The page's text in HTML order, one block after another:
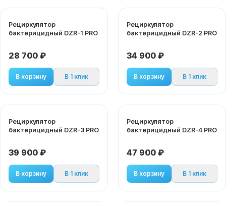
Рециркулятор
бактерицидный DZR-1 PRO
28 700 ₽
В корзину В 1 клик
Рециркулятор
бактерицидный DZR-2 PRO
34 900 ₽
В корзину В 1 клик
Рециркулятор
бактерицидный DZR-3 PRO
39 900 ₽
В корзину В 1 клик
Рециркулятор
бактерицидный DZR-4 PRO
47 900 ₽
В корзину В 1 клик